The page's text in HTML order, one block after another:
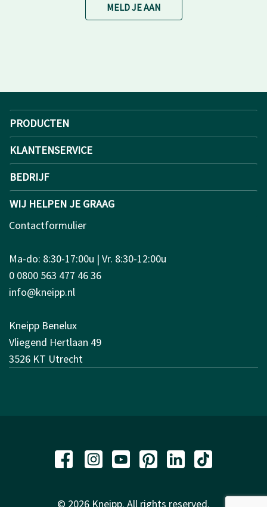
MELD JE AAN
PRODUCTEN
KLANTENSERVICE
BEDRIJF
WIJ HELPEN JE GRAAG
Contactformulier
Ma-do: 8:30-17:00u | Vr. 8:30-12:00u
0 0800 563 477 46 36
info@kneipp.nl
Kneipp Benelux
Vliegend Hertlaan 49
3526 KT Utrecht
© 2026 Kneipp. All rights reserved.